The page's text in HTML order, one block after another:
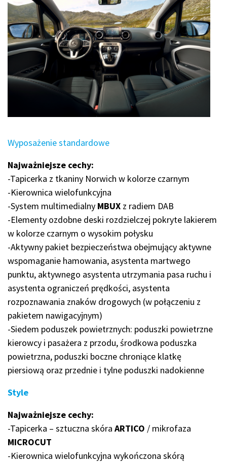
Wyposażenie standardowe
Najważniejsze cechy:
-Tapicerka z tkaniny Norwich w kolorze czarnym
-Kierownica wielofunkcyjna
-System multimedialny MBUX z radiem DAB
-Elementy ozdobne deski rozdzielczej pokryte lakierem
w kolorze czarnym o wysokim połysku
-Aktywny pakiet bezpieczeństwa obejmujący aktywne
wspomaganie hamowania, asystenta martwego
punktu, aktywnego asystenta utrzymania pasa ruchu i
asystenta ograniczeń prędkości, asystenta
rozpoznawania znaków drogowych (w połączeniu z
pakietem nawigacyjnym)
-Siedem poduszek powietrznych: poduszki powietrzne
kierowcy i pasażera z przodu, środkowa poduszka
powietrzna, poduszki boczne chroniące klatkę
piersiową oraz przednie i tylne poduszki nadokienne
Style
Najważniejsze cechy:
-Tapicerka – sztuczna skóra ARTICO / mikrofaza
MICROCUT
-Kierownica wielofunkcyjna wykończona skórą